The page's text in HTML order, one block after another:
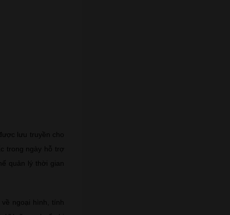
lưu truyền cho
trong ngày hỗ trợ
quản lý thời gian
ngoại hình, tính